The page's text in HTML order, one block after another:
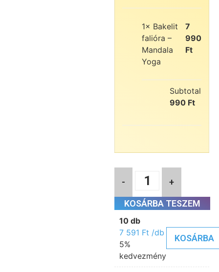
1× Bakelit
falióra –
Mandala
Yoga
7
990
Ft
Subtotal:
990 Ft
- +
KOSÁRBA TESZEM
10 db
7 591 Ft /db
5%
kedvezmény
KOSÁRBA